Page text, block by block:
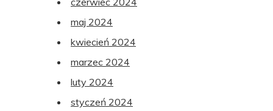
maj 2024
kwiecień 2024
marzec 2024
luty 2024
styczeń 2024